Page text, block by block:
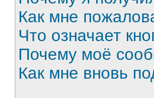
Как мне
Что означает
Почему моё
Как мне вновь